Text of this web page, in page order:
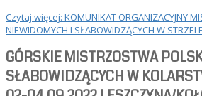
Czytaj więcej: KOMUNIKAT ORGANIZACYJNY
NIEWIDOMYCH I SŁABOWIDZĄCYCH W
GÓRSKIE MISTRZOSTWA
SŁABOWIDZĄCYCH W